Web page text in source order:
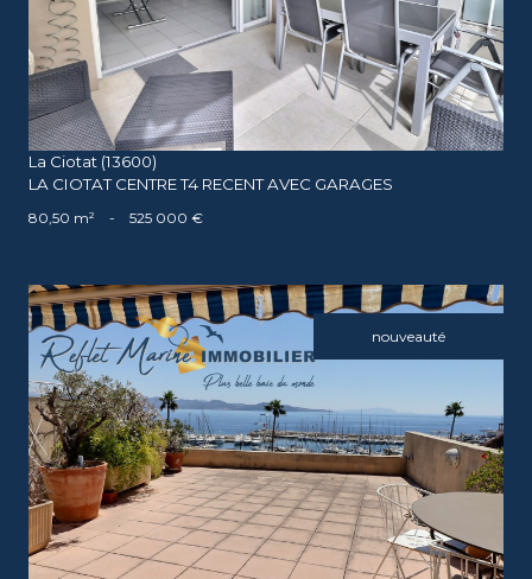
La Ciotat (13600)
LA CIOTAT CENTRE T4 RECENT AVEC GARAGES
80,50 m² - 525 000 €
nouveauté
voir le bien